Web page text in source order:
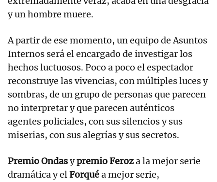
y un hombre muere.
A partir de ese momento, un equipo de Asuntos
Internos será el encargado de investigar los
hechos luctuosos. Poco a poco el espectador
reconstruye las vivencias, con múltiples luces y
sombras, de un grupo de personas que parecen
no interpretar y que parecen auténticos
agentes policiales, con sus silencios y sus
miserias, con sus alegrías y sus secretos.
Premio Ondasypremio Feroza la mejor serie
dramática y elForquéa mejor serie,